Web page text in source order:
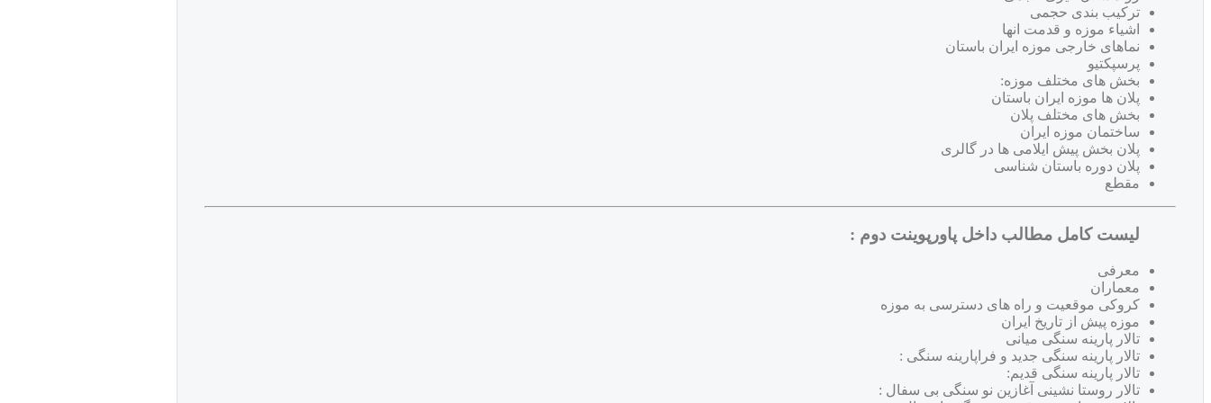
ترکیب بندی حجمی
اشیاء موزه و قدمت انها
نماهای خارجی موزه ایران باستان
پرسپکتیو
بخش های مختلف موزه:
پلان ها موزه ایران باستان
بخش های مختلف پلان
ساختمان موزه ایران
پلان بخش پیش ایلامی ها در گالری
پلان دوره باستان شناسی
مقطع
لیست کامل مطالب داخل پاورپوینت دوم :
معرفی
معماران
کروکی موقعیت و راه های دسترسی به موزه
موزه پیش از تاریخ ایران
تالار پارینه سنگی میانی
تالار پارینه سنگی جدید و فراپارینه سنگی :
تالار پارینه سنگی قدیم:
تالار روستا نشینی آغازین نو سنگی بی سفال :